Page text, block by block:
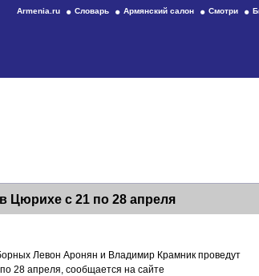
Armenia.ru Словарь Армянский салон Смотри
Цюрихе с 21 по 28 апреля
Левон Аронян и Владимир Крамник проведут
28 апреля, сообщается на сайте